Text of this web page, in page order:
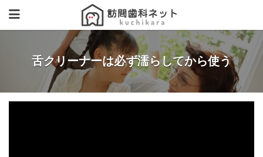
舌クリーナーは必ず濡らしてから使う